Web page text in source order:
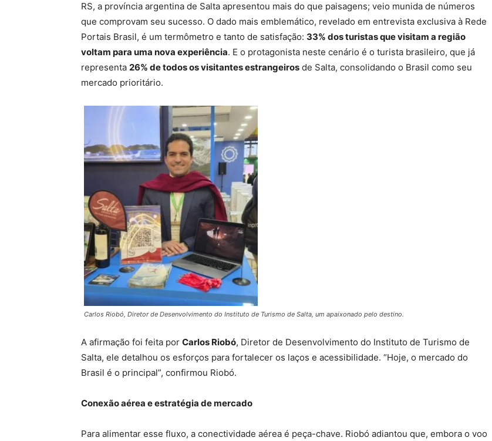
RS, a província argentina de Salta apresentou mais do que paisagens; veio munida de números
que comprovam seu sucesso. O dado mais emblemático, revelado em entrevista exclusiva à Rede
Portais Brasil, é um termômetro e tanto de satisfação: 33% dos turistas que visitam a região
voltam para uma nova experiência. E o protagonista neste cenário é o turista brasileiro, que já
representa 26% de todos os visitantes estrangeiros de Salta, consolidando o Brasil como seu
mercado prioritário.
Carlos Riobó, Diretor de Desenvolvimento do Instituto de Turismo de Salta, um apaixonado pelo destino.
A afirmação foi feita por Carlos Riobó, Diretor de Desenvolvimento do Instituto de Turismo de
Salta, ele detalhou os esforços para fortalecer os laços e acessibilidade. “Hoje, o mercado do
Brasil é o principal”, confirmou Riobó.
Conexão aérea e estratégia de mercado
Para alimentar esse fluxo, a conectividade aérea é peça-chave. Riobó adiantou que, embora o voo